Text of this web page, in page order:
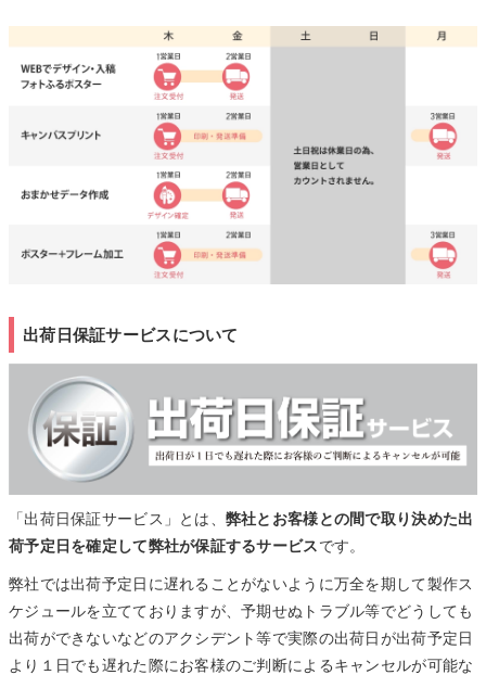
出荷日保証サービスについて
「出荷日保証サービス」とは、 弊社とお客様との間で取り決めた出
荷予定日を確定して弊社が保証するサービスです。
弊社では出荷予定日に遅れることがないように万全を期して製作ス
ケジュールを立てておりますが、予期せぬトラブル等でどうしても
出荷ができないなどのアクシデント等で実際の出荷日が出荷予定日
より１日でも遅れた際にお客様のご判断によるキャンセルが可能な